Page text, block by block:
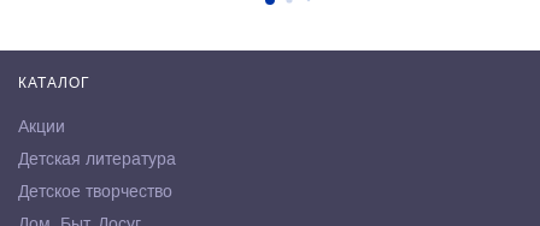
КАТАЛОГ
Акции
Детская литература
Детское творчество